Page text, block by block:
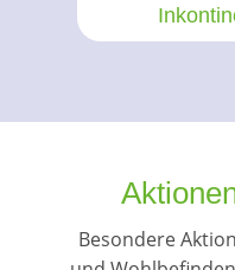
Besondere